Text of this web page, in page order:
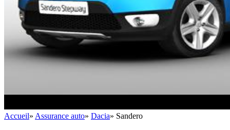
Accueil» Assurance auto» Dacia» Sandero